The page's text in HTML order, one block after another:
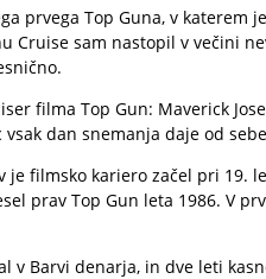
prvega Top Guna, v katerem
Cruise sam nastopil v večini
filma Top Gun: Maverick
dan snemanja daje od sebe
je filmsko kariero začel pri 19.
prav Top Gun leta 1986. V
v Barvi denarja, in dve leti